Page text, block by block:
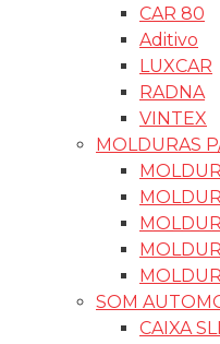
CAR 80
Aditivo
LUXCAR
RADNA
VINTEX
MOLDURAS
SOM
CAIXA